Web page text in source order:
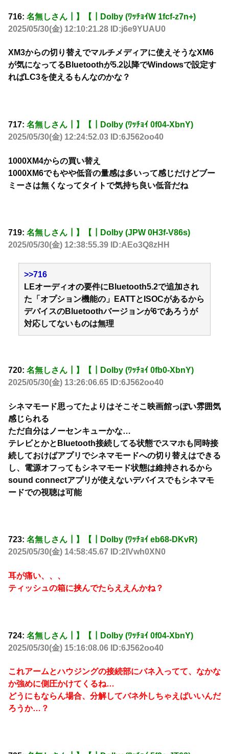
716: 名無しさん┃】【┃Dolby (ﾜｯﾁｮｲW 1fcf-z7n+)
2025/05/30(金) 12:10:21.28 ID:j6e9YUAU0
XM3からの切り替えでマルチメディアに使えそうなXM6
が気になってるBluetoothが5.2以降でWindowsで設定す
ればLC3を使えるもんなのかな？
717: 名無しさん┃】【┃Dolby (ﾜｯﾁｮｲ 0f04-XbnY)
2025/05/30(金) 12:24:52.03 ID:6J562oo40
1000XM4からの買い替え
1000XM6でもやや低音の量感は多いって感じだけどブー
ミーさは無くなってタイトで気持ち良い低音だね
719: 名無しさん┃】【┃Dolby (JPW 0H3f-V86s)
2025/05/30(金) 12:38:55.39 ID:AEo3Q8zHH
>>716
LEオーディオの要件にBluetooth5.2で追加され
た「オプション機能の」EATTとISOCがあるから
デバイスのBluetoothバージョンが6であろうが
対応してないものは無理
720: 名無しさん┃】【┃Dolby (ﾜｯﾁｮｲ 0fb0-XbnY)
2025/05/30(金) 13:26:06.65 ID:6J562oo40
シネマモード思ってたよりはそこそこ映画館っぽい雰囲気
感じられる
ただ自分はノーセンキューかな…
テレビとかとBluetooth接続してる状態でスマホも同時接
続しておけばアプリでシネマモードへの切り替えはできる
し、電源オフってもシネマモード状態は維持されるから
sound connectアプリが使えないデバイスでもシネマモ
ードでの視聴は可能
723: 名無しさん┃】【┃Dolby (ﾜｯﾁｮｲ eb68-DKvR)
2025/05/30(金) 14:58:45.67 ID:2IVwh0XN0
耳が痛い、、、
ティッシュの箱に挟んでたらええんかね？
724: 名無しさん┃】【┃Dolby (ﾜｯﾁｮｲ 0f04-XbnY)
2025/05/30(金) 15:16:08.06 ID:6J562oo40
これアームとハウジングの接続部にバネ入ってて、なかな
か強めに側圧かけてくるね…
どうにもならん場合、分解してバネ外しちゃえばいいんだ
ろうか…？